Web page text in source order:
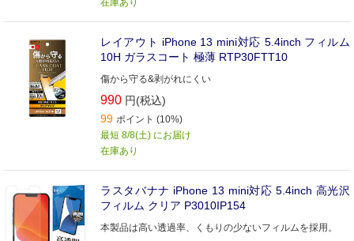
在庫あり
レイアウト iPhone 13 mini対応 5.4inch フィルム
10H ガラスコート 極薄 RTP30FTT10
傷から守る&剥がれにくい
990 円(税込)
99 ポイント (10%)
最短 8/8(土) にお届け
在庫あり
ラスタバナナ iPhone 13 mini対応 5.4inch 高光沢
フィルム クリア P3010IP154
本製品は高い透過率、くもりの少ないフィルムを採用。